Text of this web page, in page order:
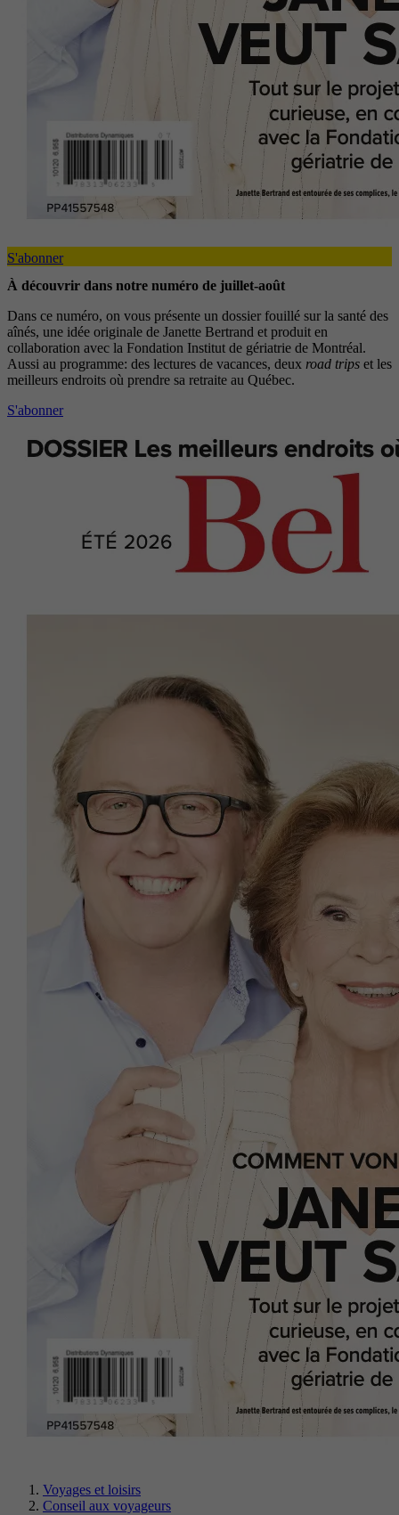
S'abonner
À découvrir dans notre numéro de juillet-août
Dans ce numéro, on vous présente un dossier fouillé sur la santé des
aînés, une idée originale de Janette Bertrand et produit en
collaboration avec la Fondation Institut de gériatrie de Montréal.
Aussi au programme: des lectures de vacances, deux road trips et les
meilleurs endroits où prendre sa retraite au Québec.
S'abonner
Voyages et loisirs
Conseil aux voyageurs